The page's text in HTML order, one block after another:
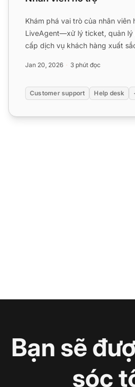
Khám phá vai trò của nhân viên
LiveAgent—xử lý ticket, quản lý
cấp dịch vụ khách hàng xuất
Jan 20, 2026 3 phút đọc
Customer support Help desk
Bạn sẽ
sóc